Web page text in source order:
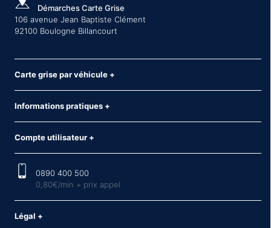
Démarches Carte Grise
106 avenue Jean Baptiste Clément
92100 Boulogne Billancourt
Carte grise par véhicule +
Informations pratiques +
Compte utilisateur +
0890 400 500
0,80€/min + prix appel
Légal +